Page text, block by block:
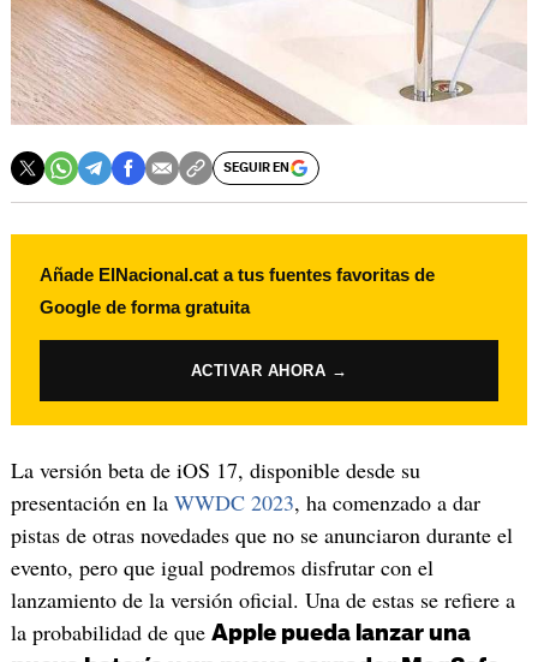
SEGUIR EN
Añade ElNacional.cat a tus fuentes favoritas de
Google de forma gratuita
ACTIVAR AHORA →
La versión beta de iOS 17, disponible desde su
presentación en la WWDC 2023, ha comenzado a dar
pistas de otras novedades que no se anunciaron durante el
evento, pero que igual podremos disfrutar con el
lanzamiento de la versión oficial. Una de estas se refiere a
la probabilidad de que Apple pueda lanzar una